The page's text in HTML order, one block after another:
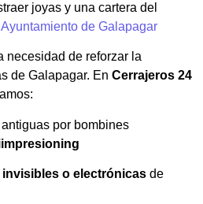
joyas y una cartera del
de Galapagar
necesidad de reforzar la
de Galapagar. En Cerrajeros 24
por bombines
o electrónicas de